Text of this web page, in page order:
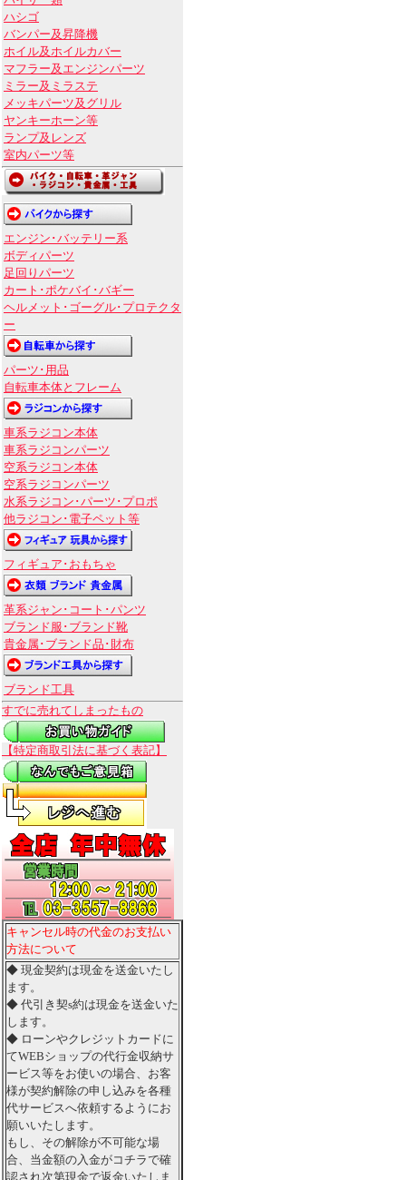
ハシゴ
バンパー及昇降機
ホイル及ホイルカバー
マフラー及エンジンパーツ
ミラー及ミラステ
メッキパーツ及グリル
ヤンキーホーン等
ランプ及レンズ
室内パーツ等
エンジン･バッテリー系
ボディパーツ
足回りパーツ
カート･ポケバイ･バギー
ヘルメット･ゴーグル･プロテクタ
ー
パーツ･用品
自転車本体とフレーム
車系ラジコン本体
車系ラジコンパーツ
空系ラジコン本体
空系ラジコンパーツ
水系ラジコン･パーツ･プロポ
他ラジコン･電子ペット等
フィギュア･おもちゃ
革系ジャン･コート･パンツ
ブランド服･ブランド靴
貴金属･ブランド品･財布
ブランド工具
すでに売れてしまったもの
【特定商取引法に基づく表記】
キャンセル時の代金のお支払い
方法について
◆ 現金契約は現金を送金いたし
ます。
◆ 代引き契s約は現金を送金いた
します。
◆ ローンやクレジットカードに
てWEBショップの代行金収納サ
ービス等をお使いの場合、お客
様が契約解除の申し込みを各種
代サービスへ依頼するようにお
願いいたします。
もし、その解除が不可能な場
合、当金額の入金がコチラで確
認され次第現金で返金いたしま